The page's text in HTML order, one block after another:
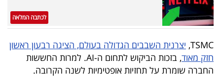
לכתבה המלאה
TSMC, יצרנית השבבים הגדולה בעולם, הציגה רבעון ראשון
חזק מאוד
, בזכות הביקוש לתחום ה-AI. למרות החששות
החברה שומרת על תחזיות אופטימיות לשנה הקרובה.